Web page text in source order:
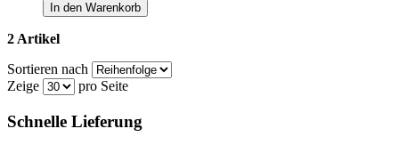
In den Warenkorb
2 Artikel
Sortieren nach
Zeige
pro Seite
Schnelle Lieferung